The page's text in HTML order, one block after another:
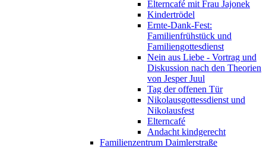
Elterncafé mit Frau Jajonek
Kindertrödel
Ernte-Dank-Fest:
Familienfrühstück und
Familiengottesdienst
Nein aus Liebe - Vortrag und
Diskussion nach den Theorien
von Jesper Juul
Tag der offenen Tür
Nikolausgottessdienst und
Nikolausfest
Elterncafé
Andacht kindgerecht
Familienzentrum Daimlerstraße